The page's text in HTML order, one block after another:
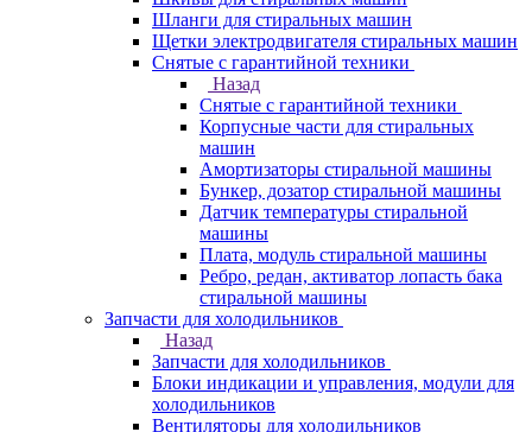
Шланги для стиральных машин
Щетки электродвигателя стиральных машин
Снятые с гарантийной техники
Назад
Снятые с гарантийной техники
Корпусные части для стиральных
машин
Амортизаторы стиральной машины
Бункер, дозатор стиральной машины
Датчик температуры стиральной
машины
Плата, модуль стиральной машины
Ребро, редан, активатор лопасть бака
стиральной машины
Запчасти для холодильников
Назад
Запчасти для холодильников
Блоки индикации и управления, модули для
холодильников
Вентиляторы для холодильников